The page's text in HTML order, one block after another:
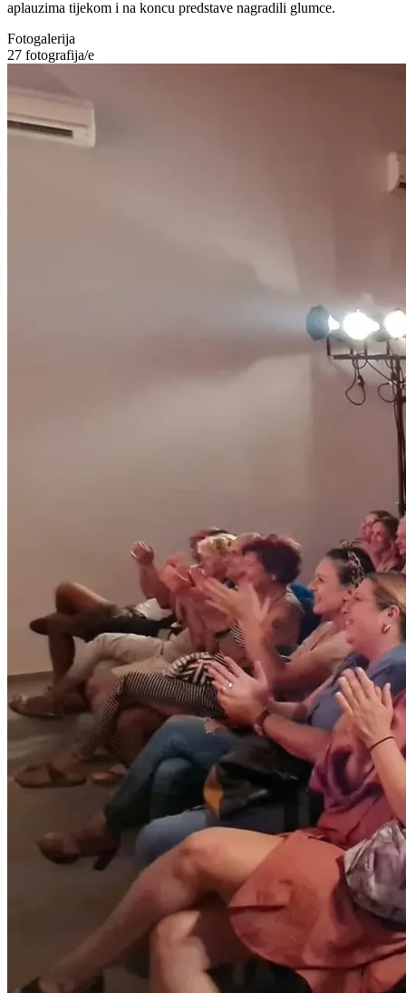
aplauzima tijekom i na koncu predstave nagradili glumce.
Fotogalerija
27 fotografija/e